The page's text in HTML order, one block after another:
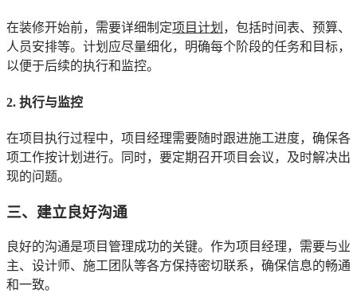
在装修开始前，需要详细制定项目计划 ，包括时间表、预算、
人员安排等。计划应尽量细化，明确每个阶段的任务和目标，
以便于后续的执行和监控。
2. 执行与监控
在项目执行过程中，项目经理需要随时跟进施工进度，确保各
项工作按计划进行。同时，要定期召开项目会议，及时解决出
现的问题。
三、建立良好沟通
良好的沟通是项目管理成功的关键。作为项目经理，需要与业
主、设计师、施工团队等各方保持密切联系，确保信息的畅通
和一致。